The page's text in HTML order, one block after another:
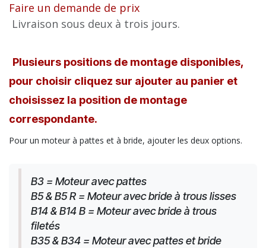
Faire un demande de prix
Livraison sous deux à trois jours.
Plusieurs positions de montage disponibles,
pour choisir cliquez sur ajouter au panier et
choisissez la position de montage
correspondante.
Pour un moteur à pattes et à bride, ajouter les deux options.
B3 = Moteur avec pattes
B5 & B5 R = Moteur avec bride à trous lisses
B14 & B14 B = Moteur avec bride à trous
filetés
B35 & B34 = Moteur avec pattes et bride